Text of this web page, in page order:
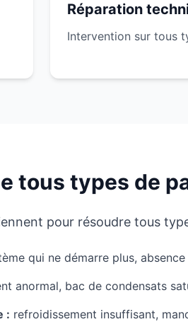
Réparation
Intervention sur tous
tous types de
pour résoudre tous
qui ne démarre plus,
anormal, bac de condensats
: refroidissement insuffisant,